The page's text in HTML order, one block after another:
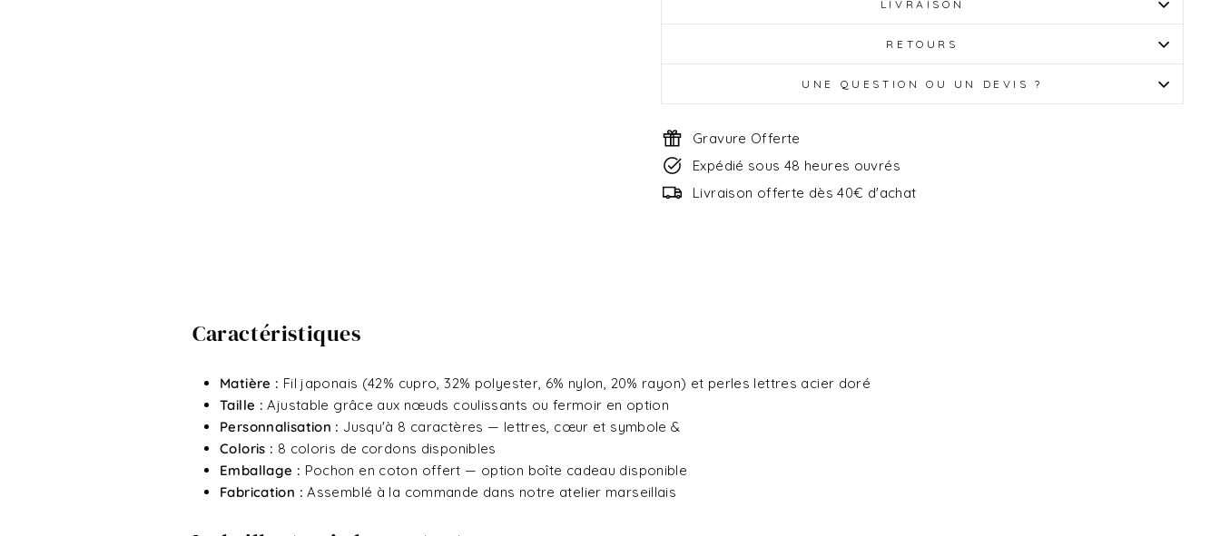
LIVRAISON
RETOURS
UNE QUESTION OU UN DEVIS ?
Gravure Offerte
Expédié sous 48 heures ouvrés
Livraison offerte dès 40€ d'achat
Caractéristiques
Matière : Fil japonais (42% cupro, 32% polyester, 6% nylon, 20% rayon) et perles lettres acier doré
Taille : Ajustable grâce aux nœuds coulissants ou fermoir en option
Personnalisation : Jusqu'à 8 caractères — lettres, cœur et symbole &
Coloris : 8 coloris de cordons disponibles
Emballage : Pochon en coton offert — option boîte cadeau disponible
Fabrication :Assemblé à la commande dans notre atelier marseillais